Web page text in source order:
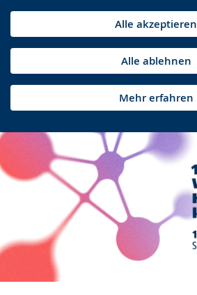
Alle akzeptieren
Alle ablehnen
Mehr erfahren